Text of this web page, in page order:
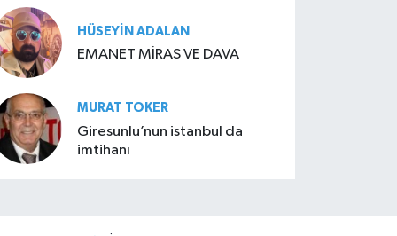
HÜSEYIN ADALAN
EMANET MİRAS VE DAVA
MURAT TOKER
Giresunlu’nun istanbul da
imtihanı